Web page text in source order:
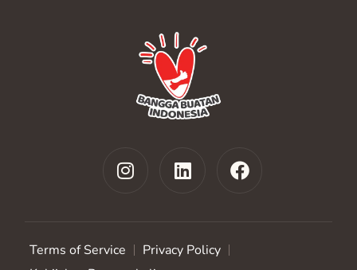
Terms of Service
Privacy Policy